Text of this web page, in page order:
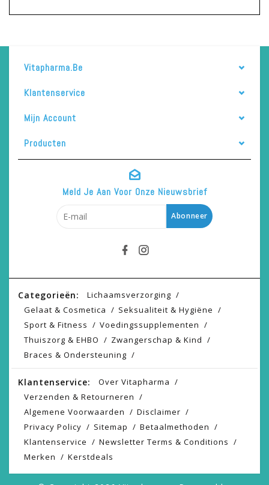
Vitapharma.be
Klantenservice
Mijn Account
Producten
Meld Je Aan Voor Onze Nieuwsbrief
Abonneer
Categorieën:
Lichaamsverzorging
Gelaat & Cosmetica
Seksualiteit & Hygiëne
Sport & Fitness
Voedingssupplementen
Thuiszorg & EHBO
Zwangerschap & Kind
Braces & Ondersteuning
Klantenservice:
Over Vitapharma
Verzenden & Retourneren
Algemene Voorwaarden
Disclaimer
Privacy Policy
Sitemap
Betaalmethoden
Klantenservice
Newsletter Terms & Conditions
Merken
Kerstdeals